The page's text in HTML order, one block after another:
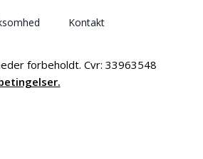
Kontakt
forbeholdt. Cvr: 33963548